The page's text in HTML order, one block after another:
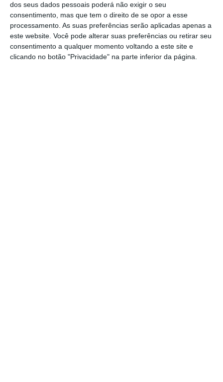
dos seus dados pessoais poderá não exigir o seu
consentimento, mas que tem o direito de se opor a esse
processamento. As suas preferências serão aplicadas apenas a
este website. Você pode alterar suas preferências ou retirar seu
consentimento a qualquer momento voltando a este site e
clicando no botão "Privacidade" na parte inferior da página.
Numa organização dos Craks do Pedal, o
evento tem inscrições abertas até dia 28 de
abril, no site www.apedalar.pt.